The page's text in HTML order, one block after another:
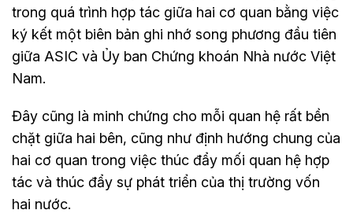
trong quá trình hợp tác giữa hai cơ quan bằng việc
ký kết một biên bản ghi nhớ song phương đầu tiên
giữa ASIC và Ủy ban Chứng khoán Nhà nước Việt
Nam.
Đây cũng là minh chứng cho mỗi quan hệ rất bền
chặt giữa hai bên, cũng như định hướng chung của
hai cơ quan trong việc thúc đẩy mối quan hệ hợp
tác và thúc đẩy sự phát triển của thị trường vốn
hai nước.